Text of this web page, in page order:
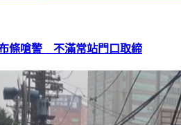
條嗆警 不滿常站門口取締